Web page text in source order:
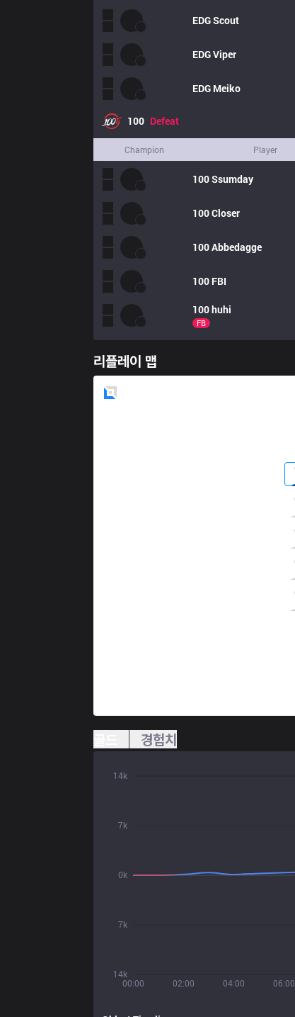
EDGScout
EDGViper
EDG Meiko
100 Defeat
Champion Player
100Ssumday
100Closer
100Abbedagge
100 FBI
100huhi
FB
리플레이 맵
경험치
00:00 02:00 04:00 06:00
14k
7k
0k
7k
14k